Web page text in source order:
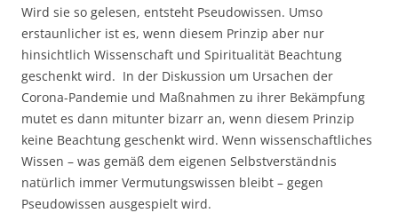
Wird sie so gelesen, entsteht Pseudowissen. Umso
erstaunlicher ist es, wenn diesem Prinzip aber nur
hinsichtlich Wissenschaft und Spiritualität Beachtung
geschenkt wird. In der Diskussion um Ursachen der
Corona-Pandemie und Maßnahmen zu ihrer Bekämpfung
mutet es dann mitunter bizarr an, wenn diesem Prinzip
keine Beachtung geschenkt wird. Wenn wissenschaftliches
Wissen – was gemäß dem eigenen Selbstverständnis
natürlich immer Vermutungswissen bleibt – gegen
Pseudowissen ausgespielt wird.